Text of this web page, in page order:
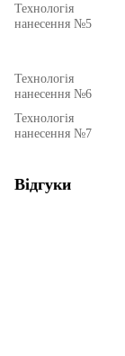
Технологія
нанесення №5
Технологія
нанесення №6
Технологія
нанесення №7
Відгуки